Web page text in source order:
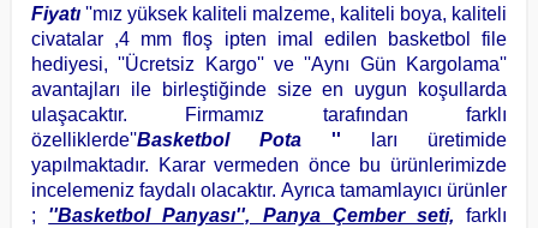
Fiyatı ''mız yüksek kaliteli malzeme, kaliteli boya, kaliteli
civatalar ,4 mm floş ipten imal edilen basketbol file
hediyesi, ''Ücretsiz Kargo'' ve ''Aynı Gün Kargolama''
avantajları ile birleştiğinde size en uygun koşullarda
ulaşacaktır. Firmamız tarafından farklı
özelliklerde''Basketbol Pota ''
ları üretimide
yapılmaktadır. Karar vermeden önce bu ürünlerimizde
incelemeniz faydalı olacaktır. Ayrıca tamamlayıcı ürünler
; ''Basketbol Panyası'', Panya Çember seti, farklı